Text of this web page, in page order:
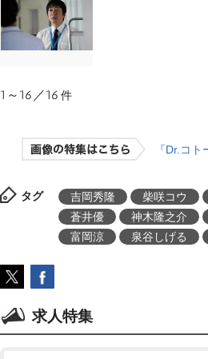
1～16／16 件
『Dr.コ
タグ 吉岡秀隆 柴咲コウ
蒼井優
神木隆之介
富岡涼
泉谷しげる
求人特集